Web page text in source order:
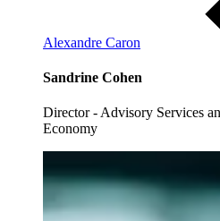
Alexandre Caron
Sandrine Cohen
Director - Advisory Services
Economy